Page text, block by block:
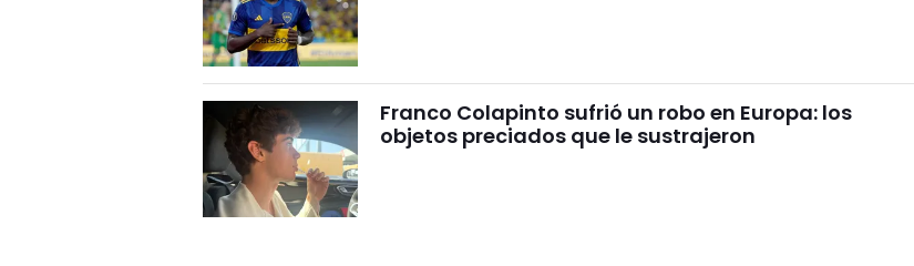
Franco Colapinto sufrió un robo en Europa: los
objetos preciados que le sustrajeron